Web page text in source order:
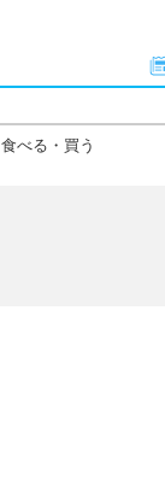
食べる・買う